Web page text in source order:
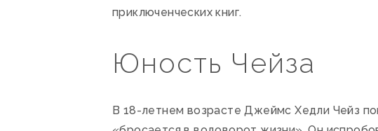
приключенческих книг.
Юность Чейза
В 18-летнем возрасте Джеймс Хедли Чейз